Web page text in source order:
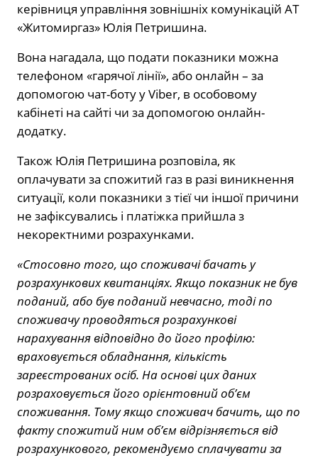
керівниця управління зовнішніх комунікацій АТ
«Житомиргаз» Юлія Петришина.
Вона нагадала, що подати показники можна
телефоном «гарячої лінії», або онлайн – за
допомогою чат-боту у Viber, в особовому
кабінеті на сайті чи за допомогою онлайн-
додатку.
Також Юлія Петришина розповіла, як
оплачувати за спожитий газ в разі виникнення
ситуації, коли показники з тієї чи іншої причини
не зафіксувались і платіжка прийшла з
некоректними розрахунками.
«Стосовно того, що споживачі бачать у
розрахункових квитанціях. Якщо показник не був
поданий, або був поданий невчасно, тоді по
споживачу проводяться розрахункові
нарахування відповідно до його профілю:
враховується обладнання, кількість
зареєстрованих осіб. На основі цих даних
розраховується його орієнтовний об’єм
споживання. Тому якщо споживач бачить, що по
факту спожитий ним об’єм відрізняється від
розрахункового, рекомендуємо сплачувати за